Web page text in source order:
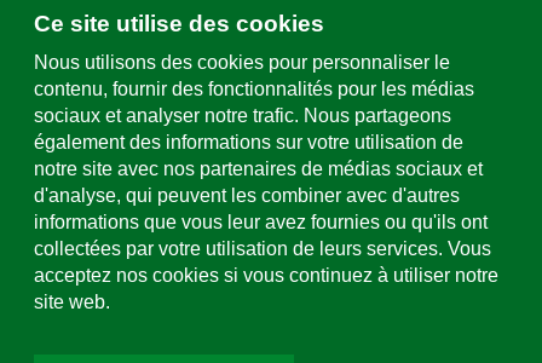
Ce site utilise des cookies
Nous utilisons des cookies pour personnaliser le
contenu, fournir des fonctionnalités pour les médias
sociaux et analyser notre trafic. Nous partageons
également des informations sur votre utilisation de
notre site avec nos partenaires de médias sociaux et
d'analyse, qui peuvent les combiner avec d'autres
informations que vous leur avez fournies ou qu'ils ont
collectées par votre utilisation de leurs services. Vous
acceptez nos cookies si vous continuez à utiliser notre
site web.
Écrivez-nous
Formulaire de contact & sites
Assistance et service
+49 (0)781 508-0
Adresse e-mail
info@uhl.de